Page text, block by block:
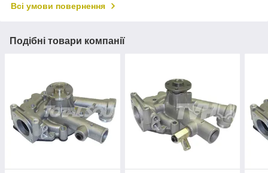
Всі умови повернення
Подібні товари компанії